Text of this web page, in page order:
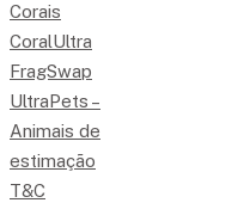
Corais
CoralUltra
FragSwap
UltraPets –
Animais de
estimação
T&C